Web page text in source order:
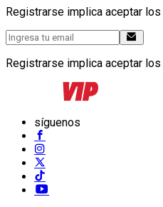
Registrarse implica aceptar los
Registrarse implica aceptar los
síguenos